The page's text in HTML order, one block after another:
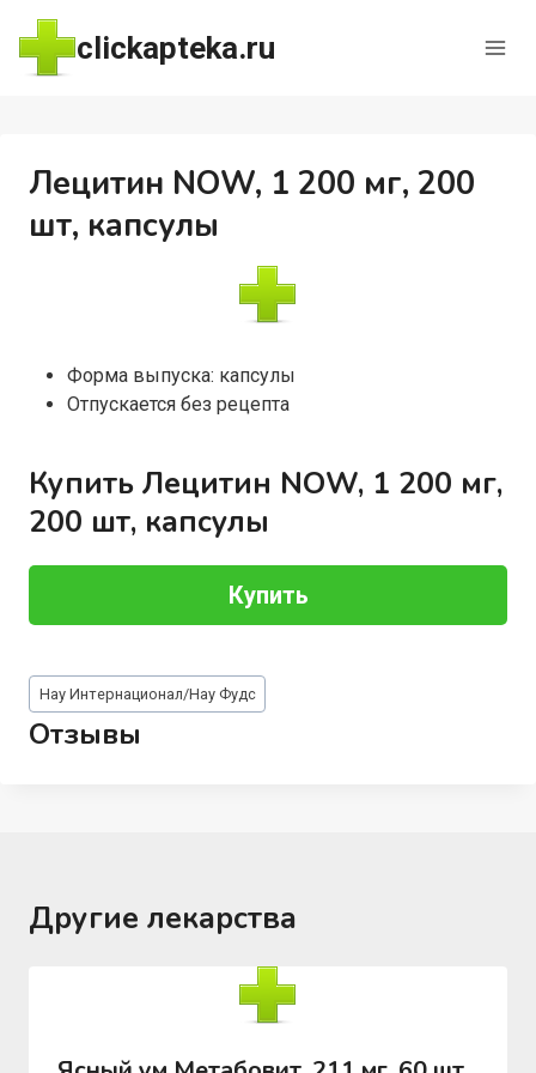
Перейти
содержимому
clickapteka.ru
Лецитин NOW, 1 200 мг, 200
шт, капсулы
Форма выпуска: капсулы
Отпускается без рецепта
Купить Лецитин NOW, 1 200 мг,
200 шт, капсулы
Купить
Метки
записи:
Нау Интернационал/Нау Фудс
Отзывы
Другие лекарства